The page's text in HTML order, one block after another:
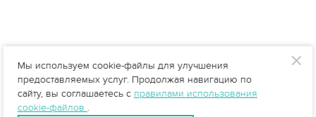
Мы используем cookie-файлы для улучшения
предоставляемых услуг. Продолжая навигацию по
сайту, вы соглашаетесь с правилами использования
cookie-файлов .